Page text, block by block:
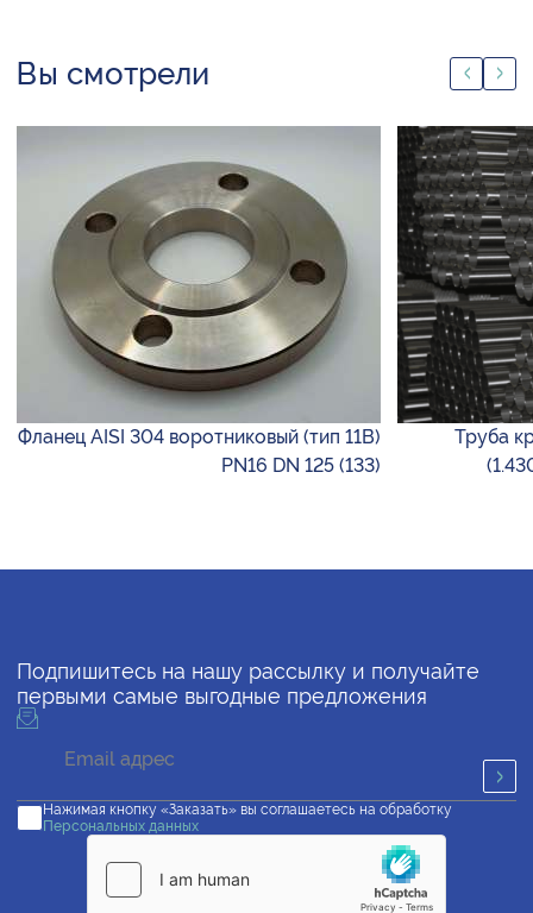
Вы смотрели
Фланец AISI 304 воротниковый (тип 11B)
PN16 DN 125 (133)
Труба
Подпишитесь на нашу рассылку и получайте
первыми самые выгодные предложения
Нажимая кнопку «Заказать» вы соглашаетесь на обработку
Персональных данных